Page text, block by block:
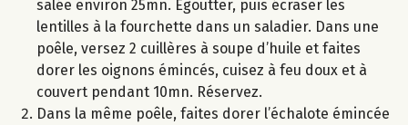
salée environ 25mn. Egoutter, puis écraser les
lentilles à la fourchette dans un saladier. Dans une
poêle, versez 2 cuillères à soupe d’huile et faites
dorer les oignons émincés, cuisez à feu doux et à
couvert pendant 10mn. Réservez.
Dans la même poêle, faites dorer l’échalote émincée